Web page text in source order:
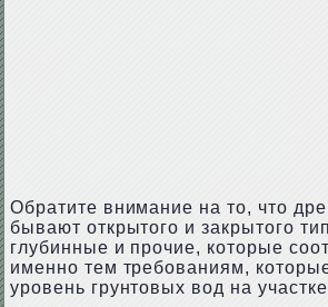
Обратите внимание на то, что
бывают открытого и закрытого
глубинные и прочие, которые
именно тем требованиям,
уровень грунтовых вод на